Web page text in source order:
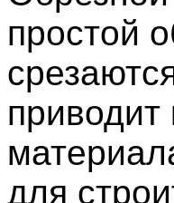
простой
для